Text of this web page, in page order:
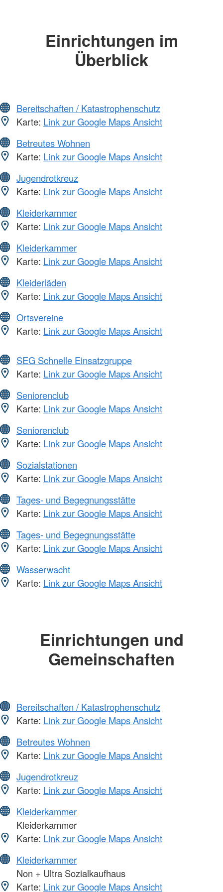
Einrichtungen im
Überblick
Bereitschaften / Katastrophenschutz
Karte: Link zur Google Maps Ansicht
Betreutes Wohnen
Karte: Link zur Google Maps Ansicht
Jugendrotkreuz
Karte: Link zur Google Maps Ansicht
Kleiderkammer
Karte: Link zur Google Maps Ansicht
Kleiderkammer
Karte: Link zur Google Maps Ansicht
Kleiderläden
Karte: Link zur Google Maps Ansicht
Ortsvereine
Karte: Link zur Google Maps Ansicht
SEG Schnelle Einsatzgruppe
Karte: Link zur Google Maps Ansicht
Seniorenclub
Karte: Link zur Google Maps Ansicht
Seniorenclub
Karte: Link zur Google Maps Ansicht
Sozialstationen
Karte: Link zur Google Maps Ansicht
Tages- und Begegnungsstätte
Karte: Link zur Google Maps Ansicht
Tages- und Begegnungsstätte
Karte: Link zur Google Maps Ansicht
Wasserwacht
Karte: Link zur Google Maps Ansicht
Einrichtungen und
Gemeinschaften
Bereitschaften / Katastrophenschutz
Karte: Link zur Google Maps Ansicht
Betreutes Wohnen
Karte: Link zur Google Maps Ansicht
Jugendrotkreuz
Karte: Link zur Google Maps Ansicht
Kleiderkammer
Kleiderkammer
Karte: Link zur Google Maps Ansicht
Kleiderkammer
Non + Ultra Sozialkaufhaus
Karte: Link zur Google Maps Ansicht